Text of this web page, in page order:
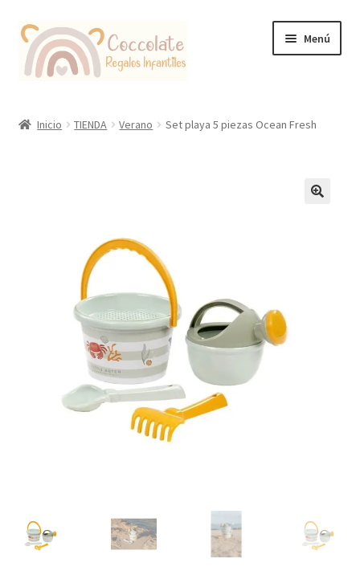
Ir
la
Ir
contenido
Menú
Inicio TIENDA Verano Set playa 5 piezas Ocean Fresh